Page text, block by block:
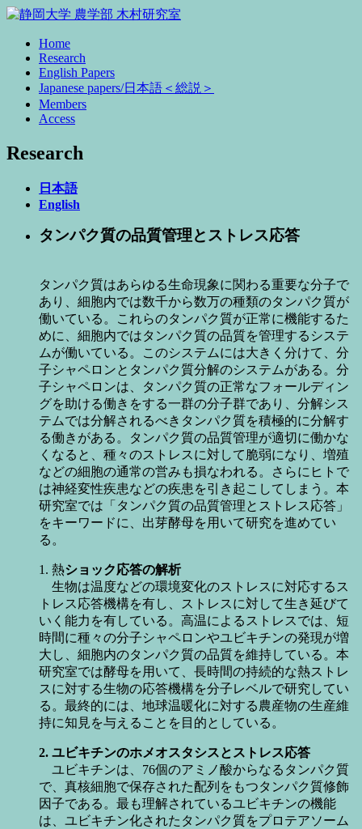
Home
Research
English Papers
Japanese papers/日本語＜総説＞
Members
Access
Research
日本語
English
タンパク質の品質管理とストレス応答
タンパク質はあらゆる生命現象に関わる重要な分子で
あり、細胞内では数千から数万の種類のタンパク質が
働いている。これらのタンパク質が正常に機能するた
めに、細胞内ではタンパク質の品質を管理するシステ
ムが働いている。このシステムには大きく分けて、分
子シャペロンとタンパク質分解のシステムがある。分
子シャペロンは、タンパク質の正常なフォールディン
グを助ける働きをする一群の分子群であり、分解シス
テムでは分解されるべきタンパク質を積極的に分解す
る働きがある。タンパク質の品質管理が適切に働かな
くなると、種々のストレスに対して脆弱になり、増殖
などの細胞の通常の営みも損なわれる。さらにヒトで
は神経変性疾患などの疾患を引き起こしてしまう。本
研究室では「タンパク質の品質管理とストレス応答」
をキーワードに、出芽酵母を用いて研究を進めてい
る。
1. 熱ショック応答の解析
生物は温度などの環境変化のストレスに対応するス
トレス応答機構を有し、ストレスに対して生き延びて
いく能力を有している。高温によるストレスでは、短
時間に種々の分子シャペロンやユビキチンの発現が増
大し、細胞内のタンパク質の品質を維持している。本
研究室では酵母を用いて、長時間の持続的な熱ストレ
スに対する生物の応答機構を分子レベルで研究してい
る。最終的には、地球温暖化に対する農産物の生産維
持に知見を与えることを目的としている。
2. ユビキチンのホメオスタシスとストレス応答
ユビキチンは、76個のアミノ酸からなるタンパク質
で、真核細胞で保存された配列をもつタンパク質修飾
因子である。最も理解されているユビキチンの機能
は、ユビキチン化されたタンパク質をプロテアソーム